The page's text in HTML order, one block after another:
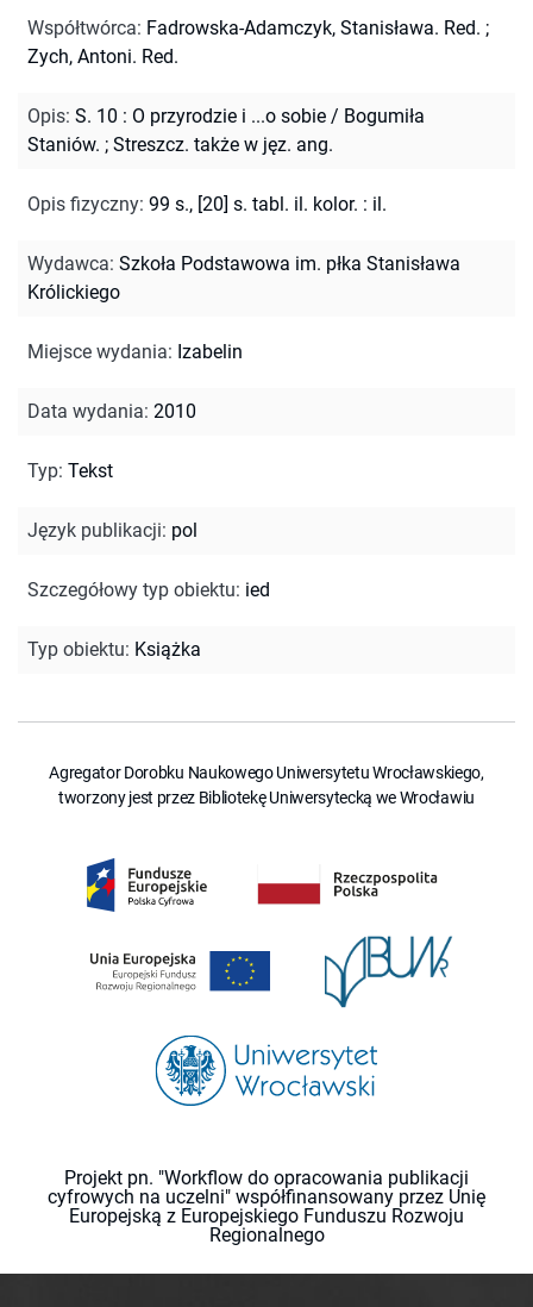
Współtwórca: Fadrowska-Adamczyk, Stanisława. Red. ;
Zych, Antoni. Red.
Opis: S. 10 : O przyrodzie i ...o sobie / Bogumiła
Staniów. ; Streszcz. także w jęz. ang.
Opis fizyczny: 99 s., [20] s. tabl. il. kolor. : il.
Wydawca: Szkoła Podstawowa im. płka Stanisława
Królickiego
Miejsce wydania: Izabelin
Data wydania: 2010
Typ: Tekst
Język publikacji: pol
Szczegółowy typ obiektu: ied
Typ obiektu: Książka
Agregator Dorobku Naukowego Uniwersytetu Wrocławskiego,
tworzony jest przez Bibliotekę Uniwersytecką we Wrocławiu
Projekt pn. "Workflow do opracowania publikacji
cyfrowych na uczelni" współfinansowany przez Unię
Europejską z Europejskiego Funduszu Rozwoju
Regionalnego